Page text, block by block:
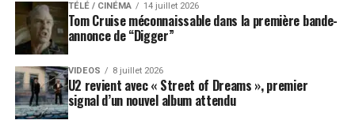
TÉLÉ / CINÉMA 14 juillet 2026
Tom Cruise méconnaissable dans la première bande-
annonce de “Digger”
VIDEOS 8 juillet 2026
U2 revient avec « Street of Dreams », premier
signal d’un nouvel album attendu